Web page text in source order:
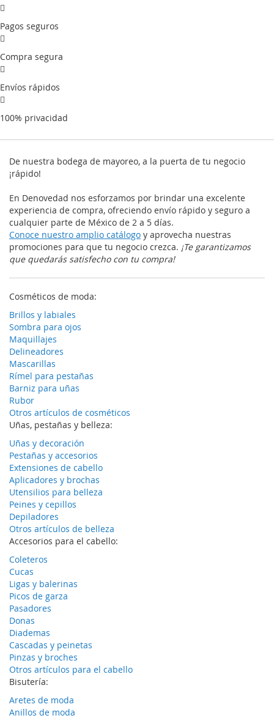
Pagos seguros
Compra segura
Envíos rápidos
100% privacidad
De nuestra bodega de mayoreo, a la puerta de tu negocio
¡rápido!
En Denovedad nos esforzamos por brindar una excelente
experiencia de compra, ofreciendo envío rápido y seguro a
cualquier parte de México de 2 a 5 días.
Conoce nuestro amplio catálogo y aprovecha nuestras
promociones para que tu negocio crezca. ¡Te garantizamos
que quedarás satisfecho con tu compra!
Cosméticos de moda:
Brillos y labiales
Sombra para ojos
Maquillajes
Delineadores
Mascarillas
Rímel para pestañas
Barniz para uñas
Rubor
Otros artículos de cosméticos
Uñas, pestañas y belleza:
Uñas y decoración
Pestañas y accesorios
Extensiones de cabello
Aplicadores y brochas
Utensilios para belleza
Peines y cepillos
Depiladores
Otros artículos de belleza
Accesorios para el cabello:
Coleteros
Cucas
Ligas y balerinas
Picos de garza
Pasadores
Donas
Diademas
Cascadas y peinetas
Pinzas y broches
Otros artículos para el cabello
Bisutería:
Aretes de moda
Anillos de moda